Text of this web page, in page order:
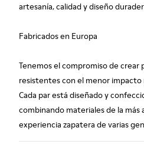
artesanía, calidad y diseño
Fabricados en Europa
Tenemos el compromiso de
resistentes con el menor
Cada par está diseñado y
combinando materiales de la
experiencia zapatera de varias